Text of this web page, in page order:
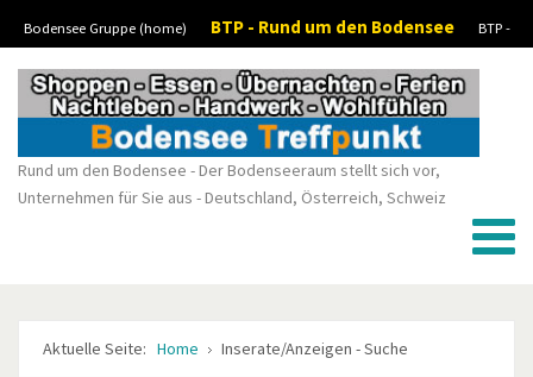
Bodensee Gruppe (home) BTP - Rund um den Bodensee
BTP -
Kleinanzeigen
Rund um den Bodensee - Der Bodenseeraum stellt sich vor,
Unternehmen für Sie aus - Deutschland, Österreich, Schweiz
Aktuelle Seite: Home Inserate/Anzeigen - Suche